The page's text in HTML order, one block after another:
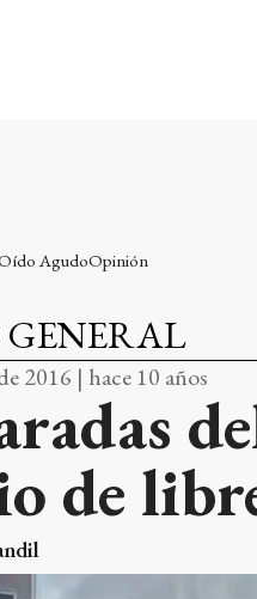
AgudoOpinión
GENERAL
2016 | hace 10 años
de